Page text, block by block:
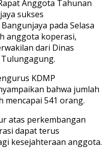
Anggota Tahunan
sukses
pada Selasa
anggota koperasi,
dari Dinas
KDMP
bahwa jumlah
541 orang.
atas perkembangan
dapat terus
kesejahteraan anggota.